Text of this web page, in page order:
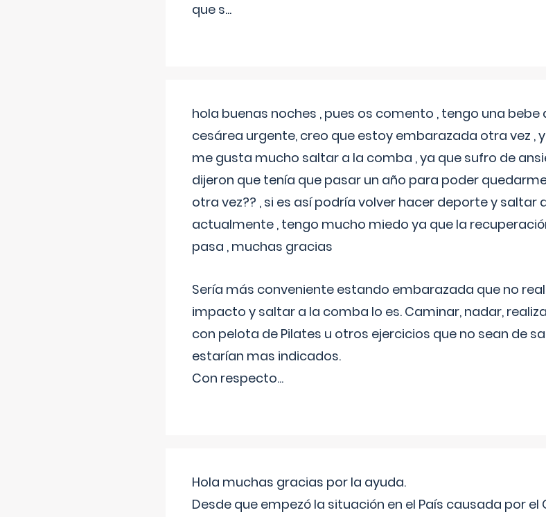
que s...
hola buenas noches , pues os comento , tengo una bebe
cesárea urgente, creo que estoy embarazada otra vez ,
me gusta mucho saltar a la comba , ya que sufro de
dijeron que tenía que pasar un año para poder
otra vez?? , si es así podría volver hacer deporte y
actualmente , tengo mucho miedo ya que la
pasa , muchas gracias
Sería más conveniente estando embarazada que no
impacto y saltar a la comba lo es. Caminar, nadar,
con pelota de Pilates u otros ejercicios que no sean de
estarían mas indicados.
Con respecto...
Hola muchas gracias por la ayuda.
Desde que empezó la situación en el País causada por